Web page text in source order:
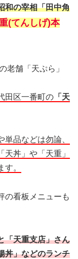
和の宰相「田中角
重(てんしげ)本
老舗「天ぷら」
田区一番町の 「天
品などは勿論、
丼」や「天重」
す。
の看板メニューも
「天重支店」さん
丼」などのランチ